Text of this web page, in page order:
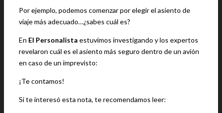
Por ejemplo, podemos comenzar por elegir el asiento de
viaje más adecuado…¿sabes cuál es?
En El Personalista estuvimos investigando y los expertos
revelaron cuál es el asiento más seguro dentro de un avión
en caso de un imprevisto:
¡Te contamos!
Si te interesó esta nota, te recomendamos leer: